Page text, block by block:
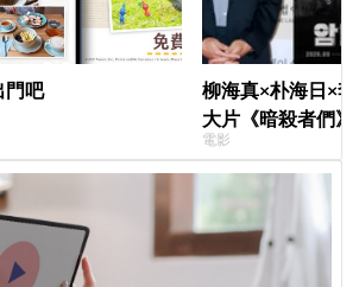
門吧
柳海真×朴海日×
大片《暗殺者們
1974韓第一夫人
電影